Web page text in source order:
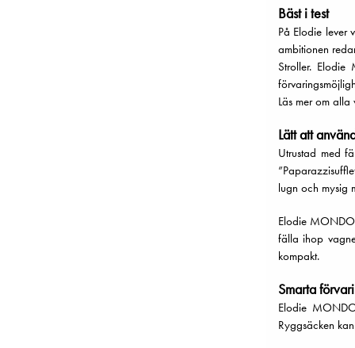
Bäst i test
På Elodie lever
ambitionen
Stroller.
Läs mer om
Lätt att
Utrustad med
lugn och mysig
Elodie
fälla ihop
kompakt.
Smarta
Elodie
Ryggsäcken